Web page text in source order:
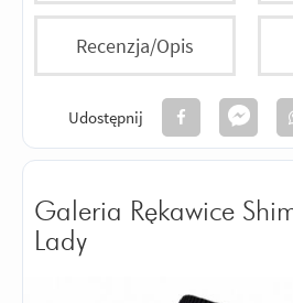
Recenzja/Opis
Udostępnij
Galeria Rękawice
Lady